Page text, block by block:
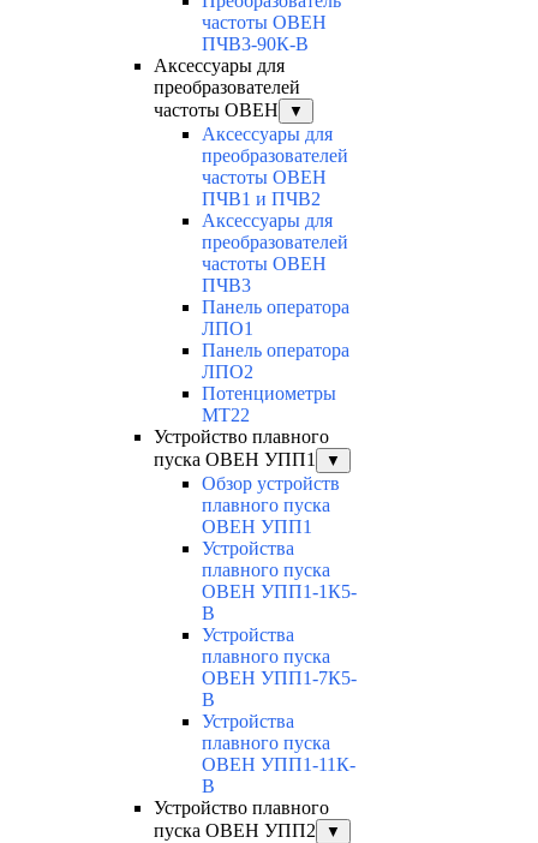
частоты ОВЕН
ПЧВ3-90К-В
Аксессуары для
преобразователей
частоты ОВЕН
▼
Аксессуары для
преобразователей
частоты ОВЕН
ПЧВ1 и ПЧВ2
Аксессуары для
преобразователей
частоты ОВЕН
ПЧВ3
Панель оператора
ЛПО1
Панель оператора
ЛПО2
Потенциометры
MT22
Устройство плавного
пуска ОВЕН УПП1
▼
Обзор устройств
плавного пуска
ОВЕН УПП1
Устройства
плавного пуска
ОВЕН УПП1-1К5-
В
Устройства
плавного пуска
ОВЕН УПП1-7К5-
В
Устройства
плавного пуска
ОВЕН УПП1-11К-
В
Устройство плавного
пуска ОВЕН УПП2
▼